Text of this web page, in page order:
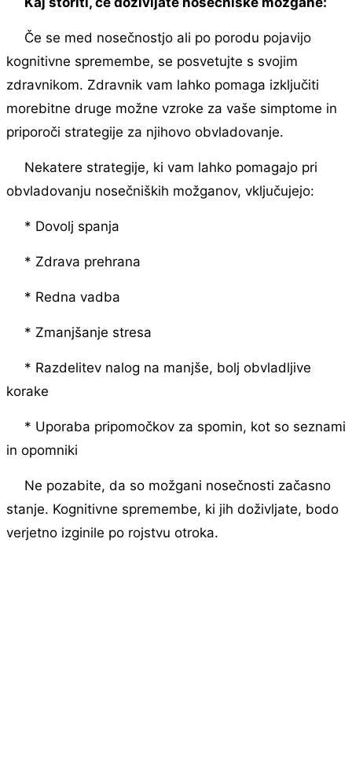
Če se med nosečnostjo ali po porodu pojavijo
kognitivne spremembe, se posvetujte s svojim
zdravnikom. Zdravnik vam lahko pomaga izključiti
morebitne druge možne vzroke za vaše simptome in
priporoči strategije za njihovo obvladovanje.
Nekatere strategije, ki vam lahko pomagajo pri
obvladovanju nosečniških možganov, vključujejo:
* Dovolj spanja
* Zdrava prehrana
* Redna vadba
* Zmanjšanje stresa
* Razdelitev nalog na manjše, bolj obvladljive
korake
* Uporaba pripomočkov za spomin, kot so seznami
in opomniki
Ne pozabite, da so možgani nosečnosti začasno
stanje. Kognitivne spremembe, ki jih doživljate, bodo
verjetno izginile po rojstvu otroka.